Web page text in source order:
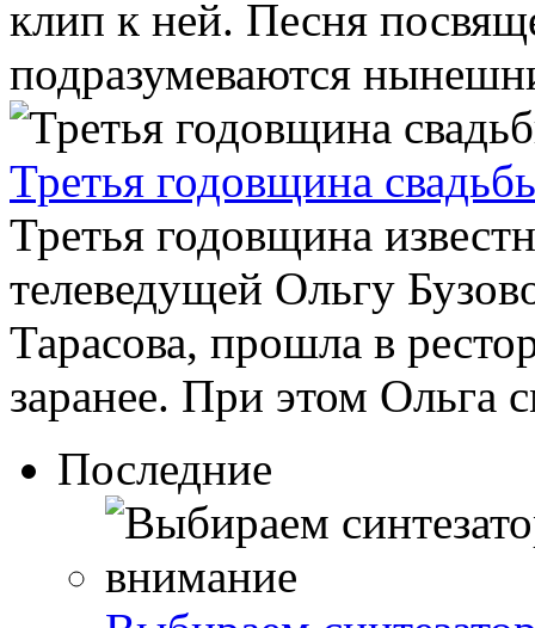
клип к ней. Песня
подразумеваются
Третья годовщина
Третья годовщина
телеведущей Ольгу
Тарасова, прошла в
заранее. При этом Ольга
Последние